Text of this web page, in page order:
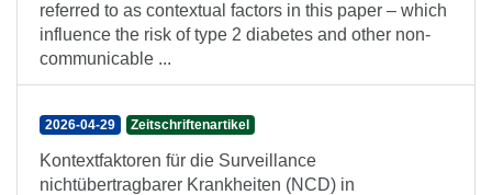
referred to as contextual factors in this paper – which
influence the risk of type 2 diabetes and other non-
communicable ...
2026-04-29 Zeitschriftenartikel
Kontextfaktoren für die Surveillance
nichtübertragbarer Krankheiten (NCD) in